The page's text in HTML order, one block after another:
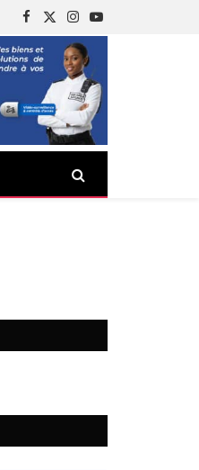
Facebook
X
(Twitter)
Instagram
YouTube